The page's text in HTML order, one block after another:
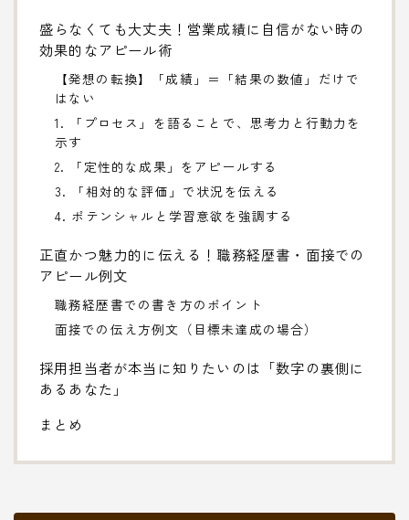
盛らなくても大丈夫！営業成績に自信がない時の
効果的なアピール術
【発想の転換】「成績」＝「結果の数値」だけで
はない
1. 「プロセス」を語ることで、思考力と行動力を
示す
2. 「定性的な成果」をアピールする
3. 「相対的な評価」で状況を伝える
4. ポテンシャルと学習意欲を強調する
正直かつ魅力的に伝える！職務経歴書・面接での
アピール例文
職務経歴書での書き方のポイント
面接での伝え方例文（目標未達成の場合）
採用担当者が本当に知りたいのは「数字の裏側に
あるあなた」
まとめ